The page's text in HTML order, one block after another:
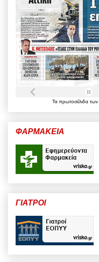
Τα πρωτοσέλιδα των
ΦΑΡΜΑΚΕΙΑ
ΓΙΑΤΡΟΙ